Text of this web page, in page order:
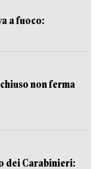
a fuoco:
non ferma
dei Carabinieri: